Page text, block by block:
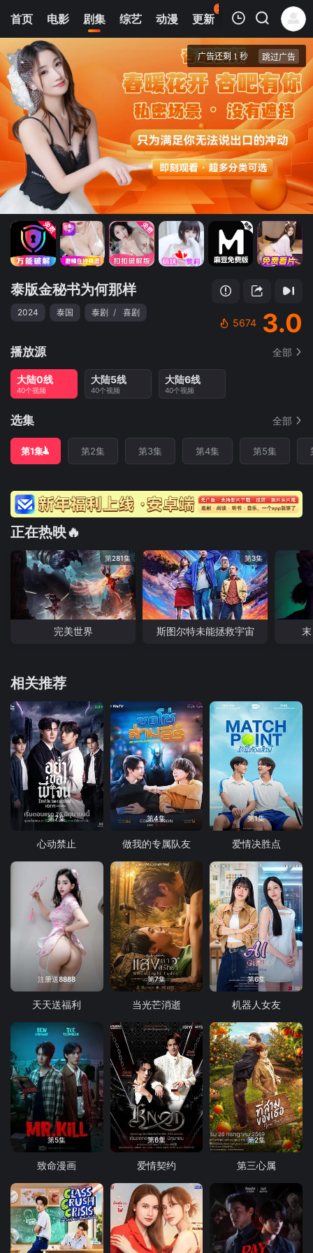
首页 电影 剧集 综艺 动漫 更新
22
热榜 APP
第1集
泰版金秘书为何那样
清空
泰版金秘书为何那样
2024 泰国 泰剧 / 喜剧
5674 3.0
播放源 全部
大陆0线
40个视频
大陆5线
40个视频
大陆6线
40个视频
选集 全部
第1集 第2集 第3集 第4集 第5集
正在热映🔥
第281集
完美世界
第3集
斯图尔特未能拯救宇宙
相关推荐
第7集
心动禁止
第4集
做我的专属队友
第1集
爱情决胜点
注册送8888
天天送福利
第7集
当光芒消逝
第6集
机器人女友
第5集
致命漫画
第6集
爱情契约
第2集
第三心属